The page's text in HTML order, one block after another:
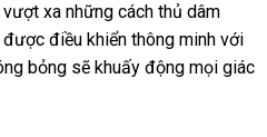
xa những cách thủ dâm
điều khiển thông minh với
bỏng sẽ khuấy động mọi giác